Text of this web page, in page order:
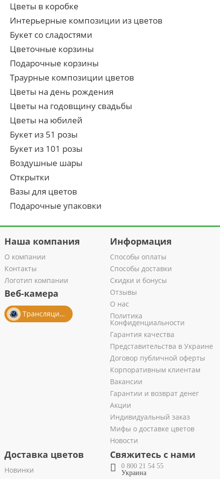
Цветы в коробке
Интерьерные композиции из цветов
Букет со сладостями
Цветочные корзины
Подарочные корзины
Траурные композиции цветов
Цветы на день рождения
Цветы на годовщину свадьбы
Цветы на юбилей
Букет из 51 розы
Букет из 101 розы
Воздушные шары
Открытки
Вазы для цветов
Подарочные упаковки
Наша компания
О компании
Контакты
Логотип компании
Веб-камера
Трансляция из салона
Информация
Способы оплаты
Способы доставки
Скидки и бонусы
Отзывы
О нас
Политика
Конфиденциальности
Гарантия качества
Представительства в Украине
Договор публичной оферты
Корпоративным клиентам
Вакансии
Гарантии и возврат денег
Акции
Индивидуальный заказ
Мифы о доставке цветов
Новости
Доставка цветов
Новинки
Свяжитесь с нами
0 800 21 54 55
Украина